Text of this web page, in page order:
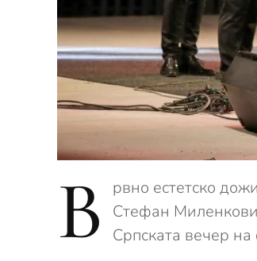
В
рвно естетско
Стефан
Српската вечер на